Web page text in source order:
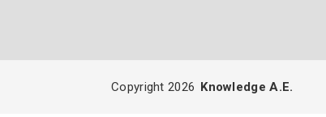
Copyright 2026 Knowledge A.E.